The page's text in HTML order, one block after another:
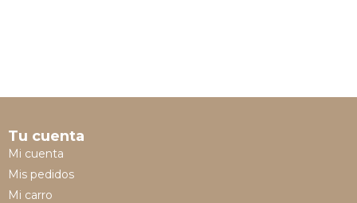
Tu cuenta
Mi cuenta
Mis pedidos
Mi carro